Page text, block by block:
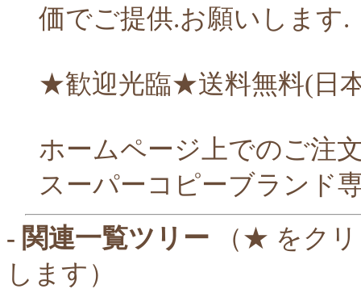
価でご提供.お願いします.
★歓迎光臨★送料無料(日
ホームページ上でのご注
スーパーコピーブランド
- 関連一覧ツリー （★ をク
します）